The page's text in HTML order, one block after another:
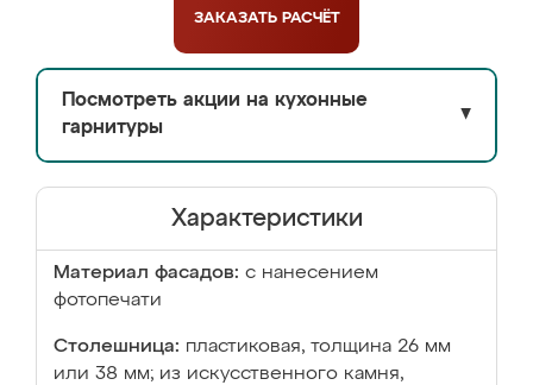
ЗАКАЗАТЬ РАСЧЁТ
Посмотреть акции на кухонные
гарнитуры
▼
Характеристики
Материал фасадов: с нанесением
фотопечати
Столешница: пластиковая, толщина 26 мм
или 38 мм; из искусственного камня,